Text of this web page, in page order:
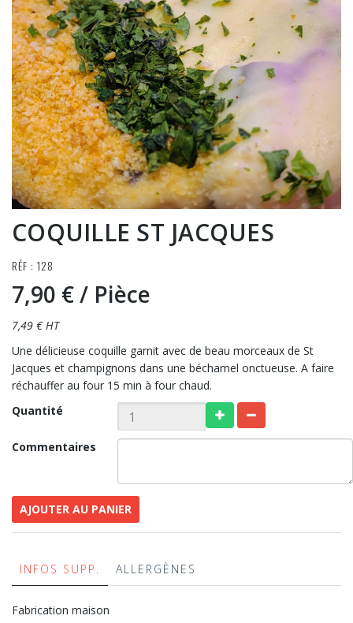
COQUILLE ST JACQUES
RÉF : 128
7,90 €/ Pièce
7,49 € HT
Une délicieuse coquille garnit avec de beau morceaux de St
Jacques et champignons dans une béchamel onctueuse. A faire
réchauffer au four 15 min à four chaud.
Quantité
Commentaires
AJOUTER AU PANIER
INFOS SUPP. ALLERGÈNES
Fabrication maison